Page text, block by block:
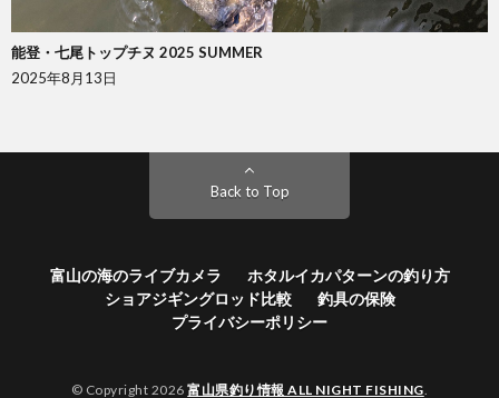
能登・七尾トップチヌ 2025 SUMMER
2025年8月13日
Back to Top
富山の海のライブカメラ
ホタルイカパターンの釣り方
ショアジギングロッド比較
釣具の保険
プライバシーポリシー
© Copyright 2026富山県釣り情報 ALL NIGHT FISHING.